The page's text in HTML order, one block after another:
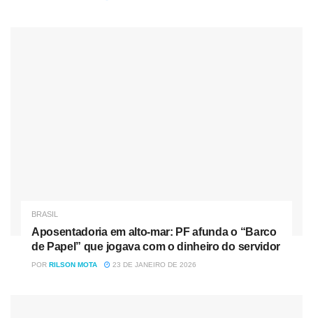
BRASIL
Aposentadoria em alto-mar: PF afunda o “Barco
de Papel” que jogava com o dinheiro do servidor
POR RILSON MOTA 23 DE JANEIRO DE 2026